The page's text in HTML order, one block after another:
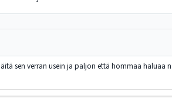
sen verran usein ja paljon että hommaa haluaa